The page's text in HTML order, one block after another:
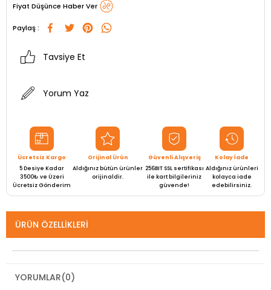
Fiyat Düşünce Haber Ver
Paylaş :
Tavsiye Et
Yorum Yaz
Ücretsiz Kargo
5 Desiye Kadar
3500₺ ve Üzeri
Ücretsiz Gönderim
Orijinal Ürün
Aldığınız bütün ürünler
orijinaldir.
Güvenli Alışveriş
256BIT SSL sertifikası
ile kart bilgileriniz
güvende!
Kolay İade
Aldığınız ürünleri
kolayca iade
edebilirsiniz.
ÜRÜN ÖZELLIKLERI
YORUMLAR(0)